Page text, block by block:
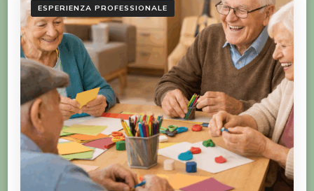
ESPERIENZA PROFESSIONALE